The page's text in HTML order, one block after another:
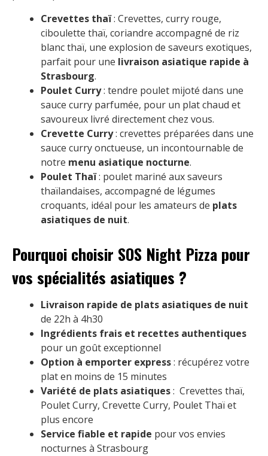
Crevettes thaï: Crevettes, curry rouge,
ciboulette thaï, coriandre accompagné de riz
blanc thaï, une explosion de saveurs exotiques,
parfait pour une livraison asiatique rapide à
Strasbourg.
Poulet Curry: tendre poulet mijoté dans une
sauce curry parfumée, pour un plat chaud et
savoureux livré directement chez vous.
Crevette Curry: crevettes préparées dans une
sauce curry onctueuse, un incontournable de
notre menu asiatique nocturne.
Poulet Thaï: poulet mariné aux saveurs
thaïlandaises, accompagné de légumes
croquants, idéal pour les amateurs de plats
asiatiques de nuit.
Pourquoi choisir SOS Night Pizza pour
vos spécialités asiatiques ?
Livraison rapide de plats asiatiques de nuit
de 22h à 4h30
Ingrédients frais et recettes authentiques
pour un goût exceptionnel
Option à emporter express: récupérez votre
plat en moins de 15 minutes
Variété de plats asiatiques: Crevettes thaï,
Poulet Curry, Crevette Curry, Poulet Thaï et
plus encore
Service fiable et rapide pour vos envies
nocturnes à Strasbourg